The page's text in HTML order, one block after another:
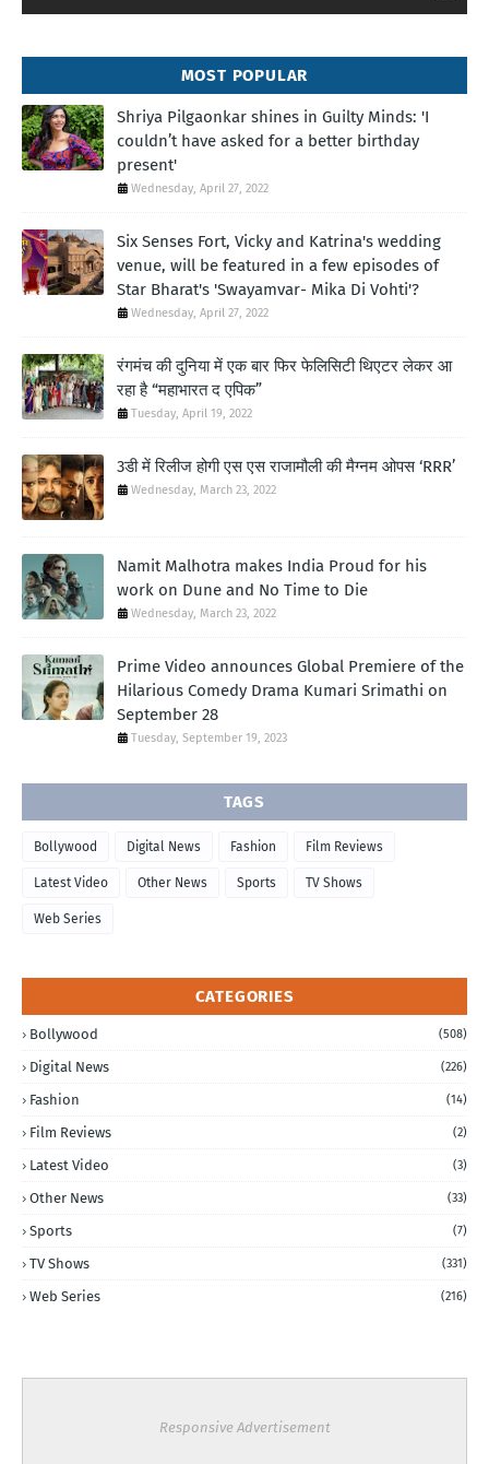
MOST POPULAR
Shriya Pilgaonkar shines in Guilty Minds: 'I
couldn’t have asked for a better birthday
present'
Wednesday, April 27, 2022
Six Senses Fort, Vicky and Katrina's wedding
venue, will be featured in a few episodes of
Star Bharat's 'Swayamvar- Mika Di Vohti'?
Wednesday, April 27, 2022
रंगमंच की दुनिया में एक बार फिर फेलिसिटी थिएटर लेकर आ
रहा है “महाभारत द एपिक”
Tuesday, April 19, 2022
3डी में रिलीज होगी एस एस राजामौली की मैग्नम ओपस ‘RRR’
Wednesday, March 23, 2022
Namit Malhotra makes India Proud for his
work on Dune and No Time to Die
Wednesday, March 23, 2022
Prime Video announces Global Premiere of the
Hilarious Comedy Drama Kumari Srimathi on
September 28
Tuesday, September 19, 2023
TAGS
Bollywood Digital News Fashion Film Reviews
Latest Video Other News Sports TV Shows
Web Series
CATEGORIES
Bollywood (508)
Digital News (226)
Fashion (14)
Film Reviews (2)
Latest Video (3)
Other News (33)
Sports (7)
TV Shows (331)
Web Series (216)
Responsive Advertisement